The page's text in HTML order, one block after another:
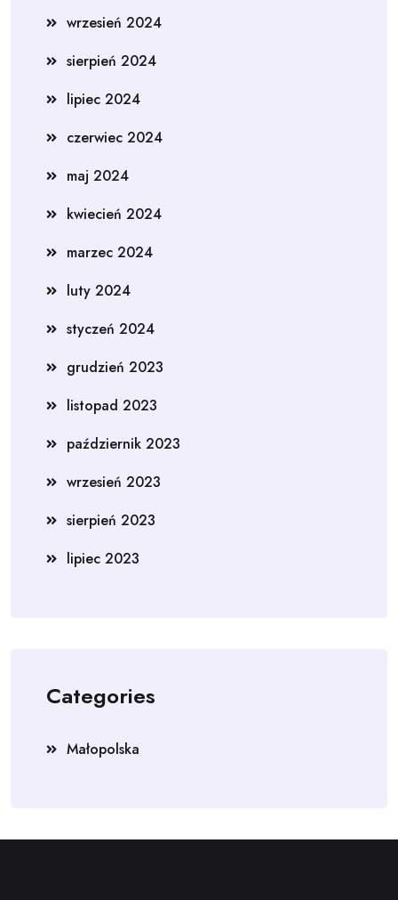
wrzesień 2024
sierpień 2024
lipiec 2024
czerwiec 2024
maj 2024
kwiecień 2024
marzec 2024
luty 2024
styczeń 2024
grudzień 2023
listopad 2023
październik 2023
wrzesień 2023
sierpień 2023
lipiec 2023
Categories
Małopolska